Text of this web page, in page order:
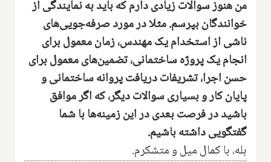
من هنوز سوالات زیادی دارم که باید به نمایندگی از
خوانندگان بپرسم. مثلا در مورد صرفه‌جویی‌های
ناشی از استخدام یک مهندس، زمان معمول برای
انجام یک پروژه ساختمانی، تضمین‌های معمول برای
حسن اجرا، تشریفات دریافت پروانه ساختمانی و
پایان کار و بسیاری سوالات دیگر، که اگر موافق
باشید در فرصت بعدی در این زمینه‌ها با شما
گفتگویی داشته باشیم.
‌بله، با کمال میل و متشکرم.